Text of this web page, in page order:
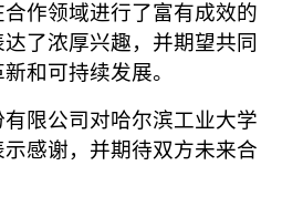
作领域进行了富有成效的
了浓厚兴趣，并期望共同
和可持续发展。
限公司对哈尔滨工业大学
示感谢，并期待双方未来合